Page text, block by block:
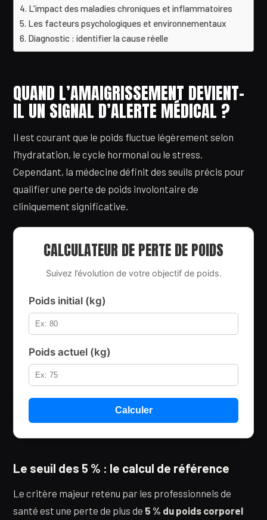
L’impact des maladies chroniques et inflammatoires
Les facteurs psychologiques et environnementaux
Diagnostic : identifier la cause réelle
QUAND L’AMAIGRISSEMENT DEVIENT-
IL UN SIGNAL D’ALERTE MÉDICAL ?
Il est courant que le poids fluctue légèrement selon
l’hydratation, le cycle hormonal ou le stress.
Cependant, la médecine définit des seuils précis pour
qualifier une perte de poids involontaire de
cliniquement significative.
CALCULATEUR DE PERTE DE POIDS
Suivez l’évolution de votre objectif de poids.
Poids initial (kg)
Poids actuel (kg)
Calculer
Le seuil des 5 % : le calcul de référence
Le critère majeur retenu par les professionnels de
santé est une perte de plus de 5 % du poids corporel